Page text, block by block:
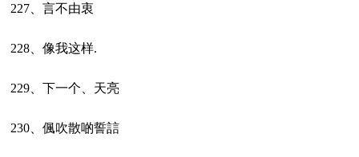
227、言不由衷
228、像我这样.
229、下一个、天亮
230、偑吹散啲誓誩